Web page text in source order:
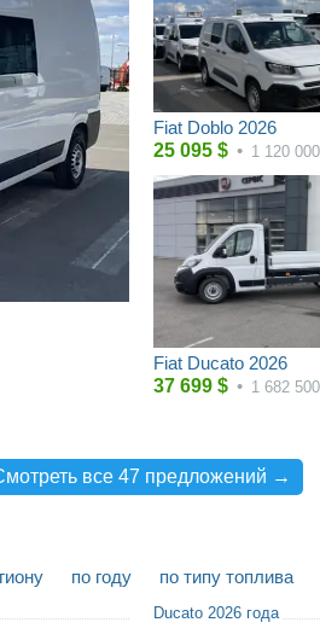
Fiat Doblo 2026
25 095 $ • 1 120 000
Fiat Ducato 2026
37 699 $ • 1 682 500
все 47 предложений →
по году по типу топлива
Ducato 2026 года